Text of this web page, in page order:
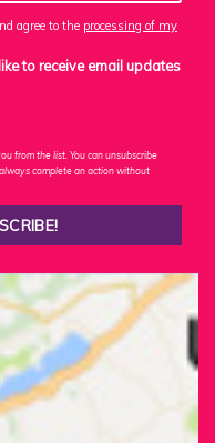
agree to the processing of my
to receive email updates
from the list. You can unsubscribe
complete an action without